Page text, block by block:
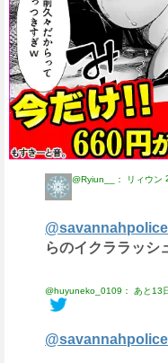
@Ryiun__： リィウン
@savannahpolice
らのイクララッシ
@huyuneko_0109： あと13
@savannahpolice